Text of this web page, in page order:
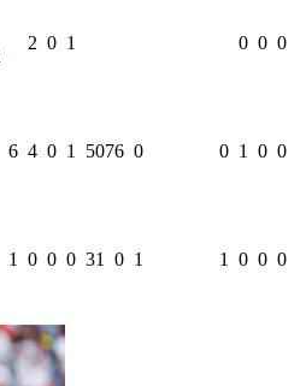
2 0 1 0 0 0
6 4 0 1 5076 0 0 1 0 0
1 0 0 0 31 0 1 1 0 0 0